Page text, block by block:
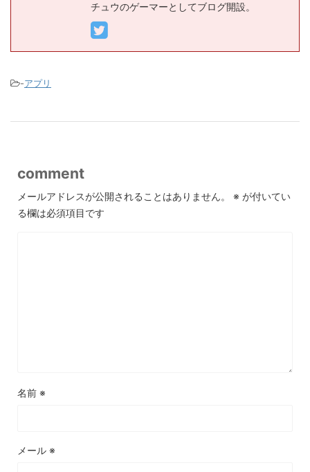
チュウのゲーマーとしてブログ開設。
-アプリ
comment
メールアドレスが公開されることはありません。 ※ が付いてい
る欄は必須項目です
名前 ※
メール ※